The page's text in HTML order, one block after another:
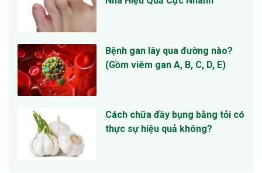
Bệnh gan lây qua đường nào?
(Gồm viêm gan A, B, C, D, E)
Cách chữa đầy bụng bằng tỏi có
thực sự hiệu quả không?